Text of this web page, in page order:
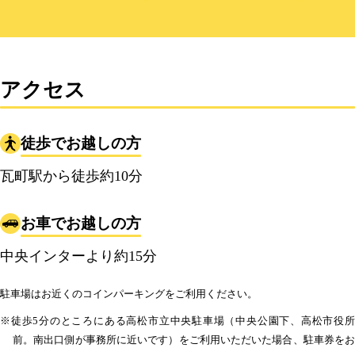
アクセス
徒歩でお越しの方
瓦町駅から徒歩約10分
お車でお越しの方
中央インターより約15分
駐車場はお近くのコインパーキングをご利用ください。
※徒歩5分のところにある高松市立中央駐車場（中央公園下、高松市役所
前。南出口側が事務所に近いです）をご利用いただいた場合、駐車券をお